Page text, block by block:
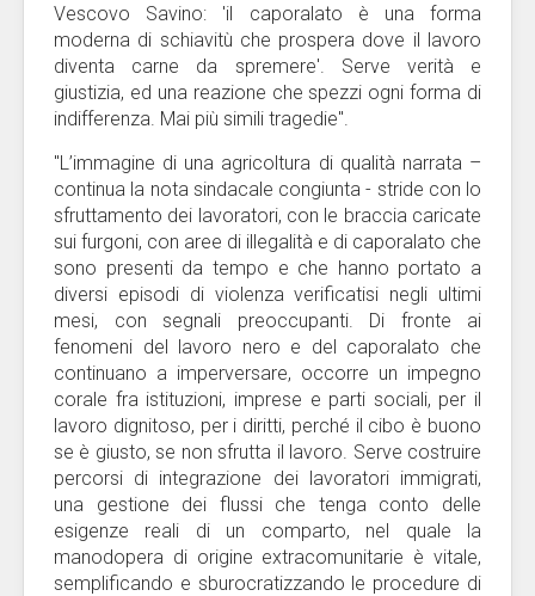
Vescovo Savino: 'il caporalato è una forma
moderna di schiavitù che prospera dove il lavoro
diventa carne da spremere'. Serve verità e
giustizia, ed una reazione che spezzi ogni forma di
indifferenza. Mai più simili tragedie".
"L’immagine di una agricoltura di qualità narrata –
continua la nota sindacale congiunta - stride con lo
sfruttamento dei lavoratori, con le braccia caricate
sui furgoni, con aree di illegalità e di caporalato che
sono presenti da tempo e che hanno portato a
diversi episodi di violenza verificatisi negli ultimi
mesi, con segnali preoccupanti. Di fronte ai
fenomeni del lavoro nero e del caporalato che
continuano a imperversare, occorre un impegno
corale fra istituzioni, imprese e parti sociali, per il
lavoro dignitoso, per i diritti, perché il cibo è buono
se è giusto, se non sfrutta il lavoro. Serve costruire
percorsi di integrazione dei lavoratori immigrati,
una gestione dei flussi che tenga conto delle
esigenze reali di un comparto, nel quale la
manodopera di origine extracomunitarie è vitale,
semplificando e sburocratizzando le procedure di